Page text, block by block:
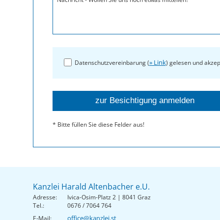
Datenschutzvereinbarung (» Link) gelesen und
* Bitte füllen Sie diese Felder aus!
Kanzlei Harald Altenbacher e.U.
Adresse:
Ivica-Osim-Platz 2 | 8041 Graz
Tel.:
0676 / 7064 764